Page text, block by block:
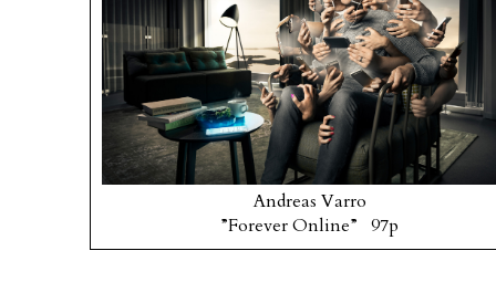
Andreas Varro
”Forever Online” 97p